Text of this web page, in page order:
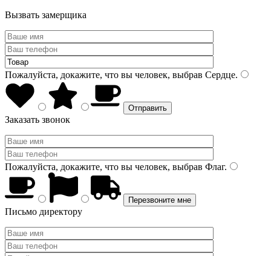
Вызвать замерщика
Пожалуйста, докажите, что вы человек, выбрав Сердце.
Заказать звонок
Пожалуйста, докажите, что вы человек, выбрав Флаг.
Письмо директору